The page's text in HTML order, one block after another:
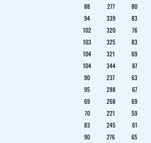
88 277
80
94 339
83
102 320
76
103 325
83
104 321
69
104 344
87
90 237
63
95 288
67
69 268
69
70 221
59
83 245
61
90 276
65